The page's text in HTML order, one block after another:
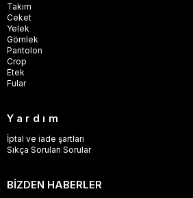
Takım
Ceket
Yelek
Gömlek
Pantolon
Crop
Etek
Fular
Yardım
İptal ve iade şartları
Sıkça Sorulan Sorular
BİZDEN HABERLER